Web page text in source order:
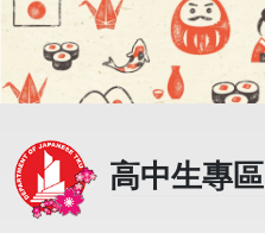
高中生專區